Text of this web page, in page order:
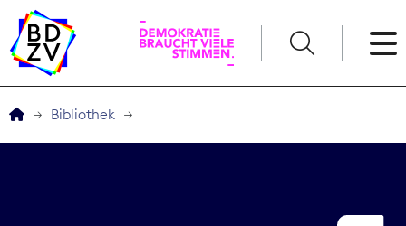
Bibliothek